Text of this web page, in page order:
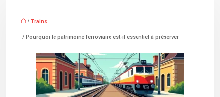
/ Trains
/ Pourquoi le patrimoine ferroviaire est-il essentiel à préserver